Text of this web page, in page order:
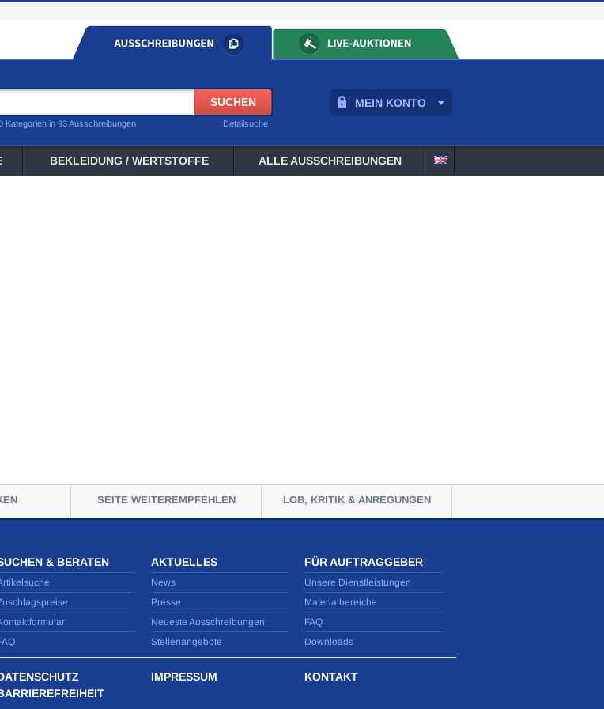
MEIN KONTO
Detailsuche
Kategorien in 93 Ausschreibungen
BEKLEIDUNG / WERTSTOFFE ALLE AUSSCHREIBUNGEN
SEITE WEITEREMPFEHLEN LOB, KRITIK & ANREGUNGEN
& BERATEN AKTUELLES
News
Presse
Neueste Ausschreibungen
Stellenangebote
FÜR AUFTRAGGEBER
Unsere Dienstleistungen
Materialbereiche
FAQ
Downloads
IMPRESSUM KONTAKT